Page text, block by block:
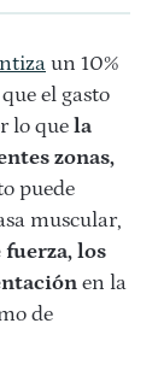
un 10%
el gasto
lo que la
zonas,
puede
muscular,
los
en la
de